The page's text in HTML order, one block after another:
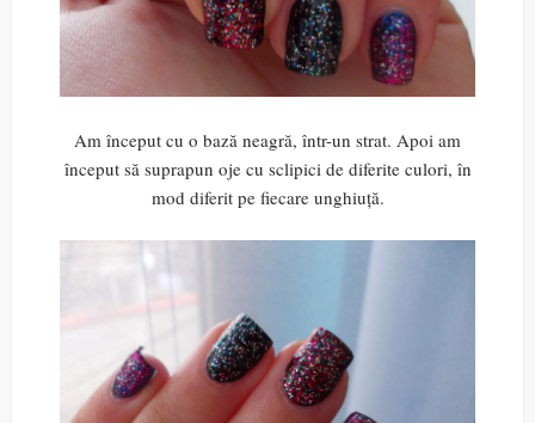
Am început cu o bază neagră, într-un strat. Apoi am
început să suprapun oje cu sclipici de diferite culori, în
mod diferit pe fiecare unghiuță.